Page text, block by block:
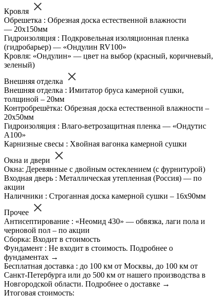
Кровля
Обрешетка : Обрезная доска естественной влажности
— 20х150мм
Гидроизоляция : Подкровельная изоляционная пленка
(гидробарьер) — «Ондулин RV100»
Кровля: «Ондулин» — цвет на выбор (красный, коричневый,
зеленый)
Внешняя отделка
Внешняя отделка : Имитатор бруса камерной сушки,
толщиной – 20мм
Контробрешётка: Обрезная доска естественной влажности –
20х50мм
Гидроизоляция : Влаго-ветрозащитная пленка — «Ондутис
А100»
Карнизные свесы : Хвойная вагонка камерной сушки
Окна и двери
Окна: Деревянные с двойным остеклением (с фурнитурой)
Входная дверь : Металлическая утепленная (Россия) — по
акции
Наличники : Строганная доска камерной сушки – 16х90мм
Прочее
Антисептирование : «Неомид 430» — обвязка, лаги пола и
черновой пол – по акции
Сборка: Входит в стоимость
Фундамент : Не входит в стоимость. Подробнее о
фундаментах →
Бесплатная доставка : до 100 км от Москвы, до 100 км от
Санкт-Петербурга или до 500 км от нашего производства в
Новгородской области. Подробнее о доставке →
Итоговая стоимость: